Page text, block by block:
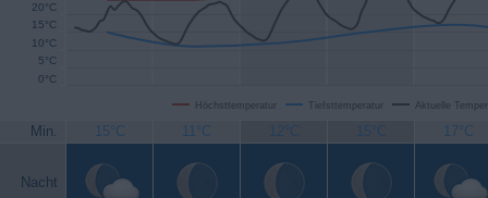
Höchsttemperatur Tiefsttemperatur Aktuelle
0°C
5°C
10°C
15°C
20°C
Min. 15°C 11°C 12°C 15°C 17°C
Nacht